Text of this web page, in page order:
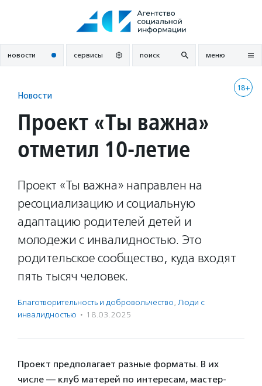
новости сервисы поиск меню
18+
Новости
Проект «Ты важна»
отметил 10-летие
Проект «Ты важна» направлен на
ресоциализацию и социальную
адаптацию родителей детей и
молодежи с инвалидностью. Это
родительское сообщество, куда входят
пять тысяч человек.
Благотвори­тель­ность и доброволь­чест­во, Люди с
инвалидностью · 18.03.2025
Проект предполагает разные форматы. В их
числе — клуб матерей по интересам, мастер-